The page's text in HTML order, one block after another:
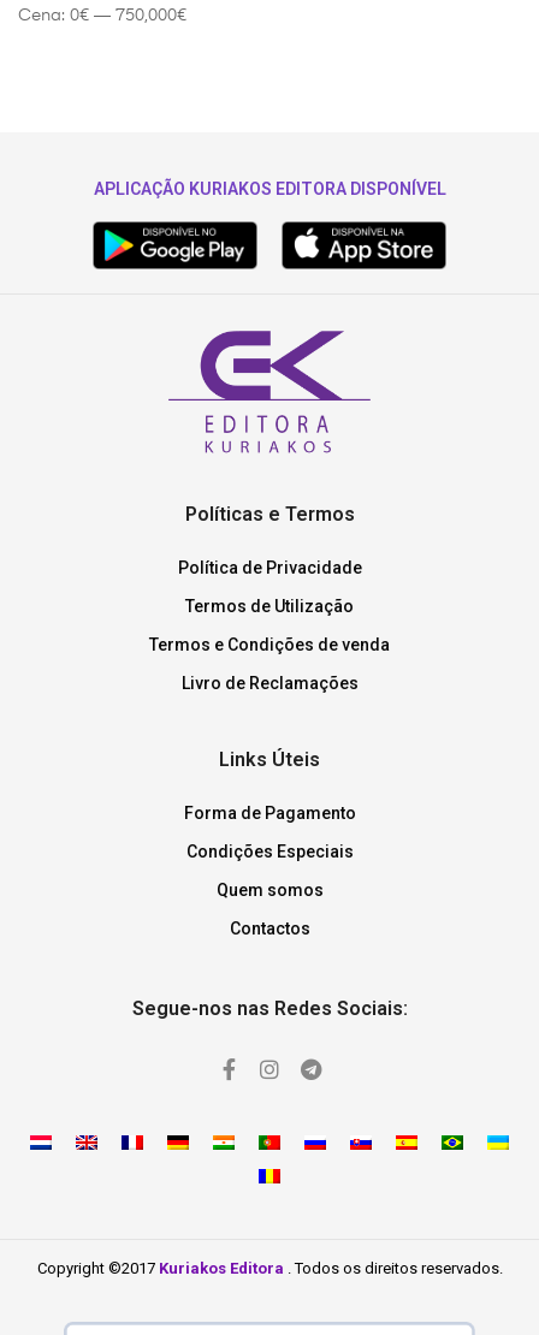
Cena: 0€ — 750,000€
APLICAÇÃO KURIAKOS EDITORA DISPONÍVEL
Políticas e Termos
Política de Privacidade
Termos de Utilização
Termos e Condições de venda
Livro de Reclamações
Links Úteis
Forma de Pagamento
Condições Especiais
Quem somos
Contactos
Segue-nos nas Redes Sociais:
Copyright ©2017 Kuriakos Editora . Todos os direitos reservados.